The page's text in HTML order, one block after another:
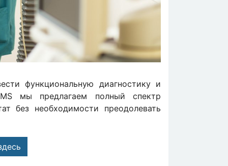
функциональную диагностику и
мы предлагаем полный спектр
без необходимости преодолевать